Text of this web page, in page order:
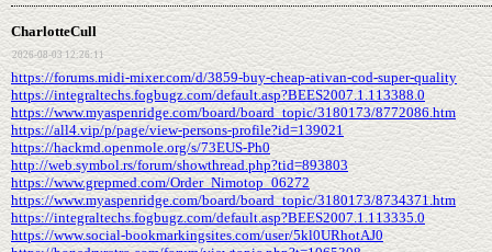
CharlotteCull
2026-08-03 12:26:11
https://forums.midi-mixer.com/d/3859-buy-cheap-ativan-cod-super-quality
https://integraltechs.fogbugz.com/default.asp?BEES2007.1.113388.0
https://www.myaspenridge.com/board/board_topic/3180173/8772086.htm
https://all4.vip/p/page/view-persons-profile?id=139021
https://hackmd.openmole.org/s/73EUS-Ph0
http://web.symbol.rs/forum/showthread.php?tid=893803
https://www.grepmed.com/Order_Nimotop_06272
https://www.myaspenridge.com/board/board_topic/3180173/8734371.htm
https://integraltechs.fogbugz.com/default.asp?BEES2007.1.113335.0
https://www.social-bookmarkingsites.com/user/5kl0URhotAJ0